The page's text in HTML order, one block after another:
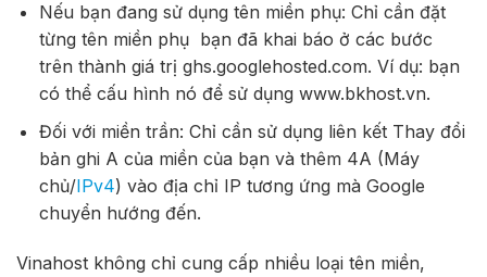
Nếu bạn đang sử dụng tên miền phụ: Chỉ cần đặt
từng tên miền phụ bạn đã khai báo ở các bước
trên thành giá trị ghs.googlehosted.com. Ví dụ: bạn
có thể cấu hình nó để sử dụng www.bkhost.vn.
Đối với miền trần: Chỉ cần sử dụng liên kết Thay đổi
bản ghi A của miền của bạn và thêm 4A (Máy
chủ/IPv4) vào địa chỉ IP tương ứng mà Google
chuyển hướng đến.
Vinahost không chỉ cung cấp nhiều loại tên miền,